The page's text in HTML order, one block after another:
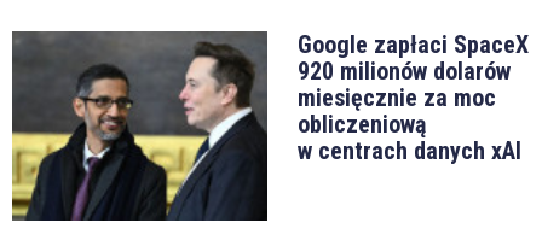
Google zapłaci SpaceX
920 milionów dolarów
miesięcznie za moc
obliczeniową
w centrach danych xAI